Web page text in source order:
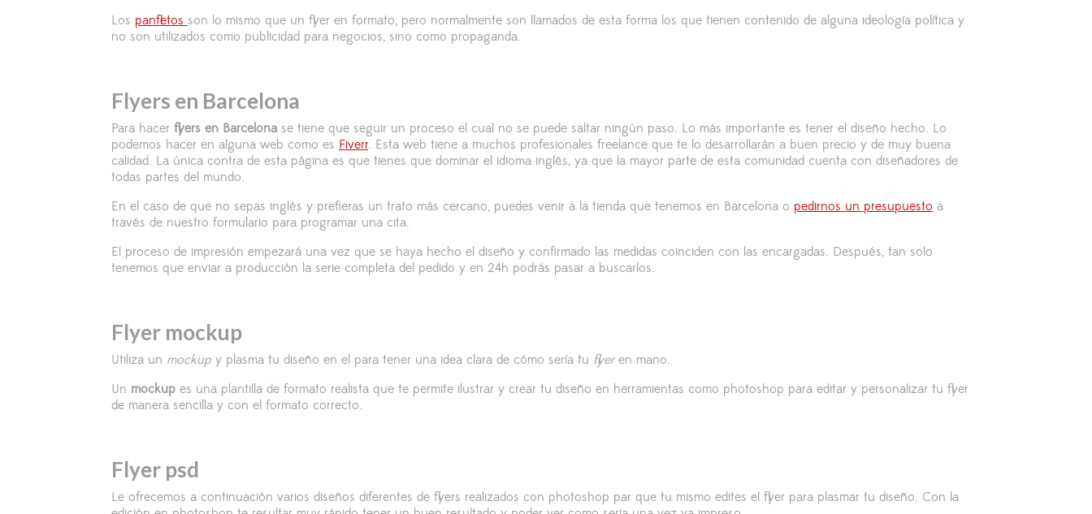
Los panfletos son lo mismo que un flyer en formato, pero normalmente son llamados de esta forma los que tienen contenido de alguna ideología política y
no son utilizados como publicidad para negocios, sino como propaganda.
Flyers en Barcelona
Para hacer flyers en Barcelonase tiene que seguir un proceso el cual no se puede saltar ningún paso. Lo más importante es tener el diseño hecho. Lo
podemos hacer en alguna web como es Fiverr. Esta web tiene a muchos profesionales freelance que te lo desarrollarán a buen precio y de muy buena
calidad. La única contra de esta página es que tienes que dominar el idioma inglés, ya que la mayor parte de esta comunidad cuenta con diseñadores de
todas partes del mundo.
En el caso de que no sepas inglés y prefieras un trato más cercano, puedes venir a la tienda que tenemos en Barcelona o pedirnos un presupuesto a
través de nuestro formulario para programar una cita.
El proceso de impresión empezará una vez que se haya hecho el diseño y confirmado las medidas coinciden con las encargadas. Después, tan solo
tenemos que enviar a producción la serie completa del pedido y en 24h podrás pasar a buscarlos.
Flyer mockup
Utiliza un mockup y plasma tu diseño en el para tener una idea clara de cómo sería tu flyer en mano.
Un mockup es una plantilla de formato realista que te permite ilustrar y crear tu diseño en herramientas como photoshop para editar y personalizar tu flyer
de manera sencilla y con el formato correcto.
Flyer psd
Le ofrecemos a continuación varios diseños diferentes de flyers realizados con photoshop par que tu mismo edites el flyer para plasmar tu diseño. Con la